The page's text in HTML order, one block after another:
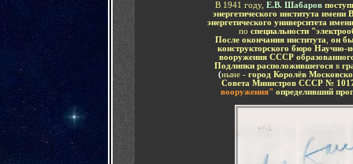
В 1941 году, Е.В. Шабаров
энергетического института имени
энергетического университета
по специальности
После окончания института
он
конструкторского бюро Научно-
вооружения СССР
Подлипки расположившегося в
(ныне - город Королёв
Совета Министров СССР №
вооружения" определивший